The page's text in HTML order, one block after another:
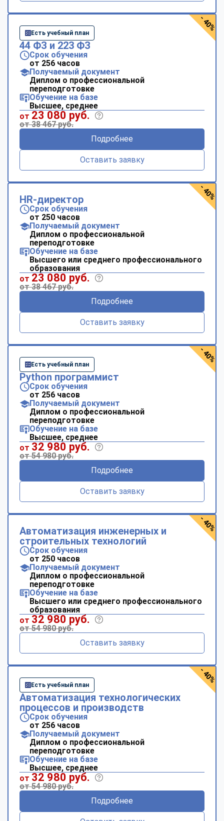
Есть учебный план
44 ФЗ и 223 ФЗ
Срок обучения
от 256 часов
Получаемый документ
Диплом о профессиональной
переподготовке
Обучение на базе
Высшее, среднее
от 23 080 руб.
от 38 467 руб.
Подробнее
Оставить заявку
- 40%
HR-директор
Срок обучения
от 250 часов
Получаемый документ
Диплом о профессиональной
переподготовке
Обучение на базе
Высшего или среднего профессионального
образования
от 23 080 руб.
от 38 467 руб.
Подробнее
Оставить заявку
- 40%
Есть учебный план
Python программист
Срок обучения
от 256 часов
Получаемый документ
Диплом о профессиональной
переподготовке
Обучение на базе
Высшее, среднее
от 32 980 руб.
от 54 980 руб.
Подробнее
Оставить заявку
- 40%
Автоматизация инженерных и
строительных технологий
Срок обучения
от 250 часов
Получаемый документ
Диплом о профессиональной
переподготовке
Обучение на базе
Высшего или среднего профессионального
образования
от 32 980 руб.
от 54 980 руб.
Оставить заявку
- 40%
Есть учебный план
Автоматизация технологических
процессов и производств
Срок обучения
от 256 часов
Получаемый документ
Диплом о профессиональной
переподготовке
Обучение на базе
Высшее, среднее
от 32 980 руб.
от 54 980 руб.
Подробнее
- 40%